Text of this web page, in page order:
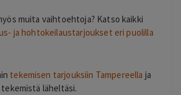
muita vaihtoehtoja? Katso kaikki
ja hohtokeilaustarjoukset eri puolilla
tekemisen tarjouksiin Tampereella ja
tekemistä läheltäsi.